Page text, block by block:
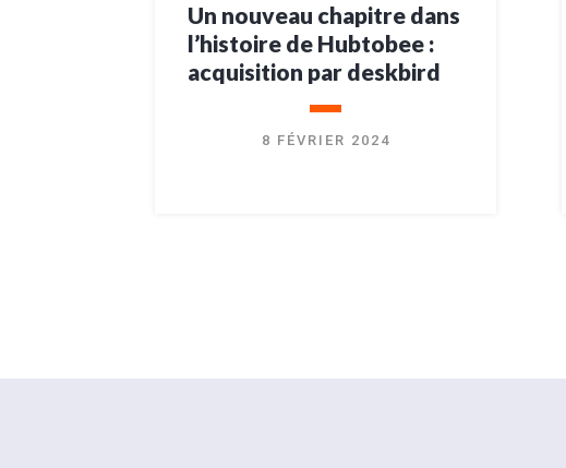
Un nouveau chapitre dans
l’histoire de Hubtobee :
acquisition par deskbird
8 FÉVRIER 2024